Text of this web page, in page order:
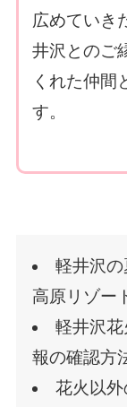
広めていき
井沢とのご
くれた仲間
す。
軽井沢
高原リゾー
軽井沢
報の確認方
花火以